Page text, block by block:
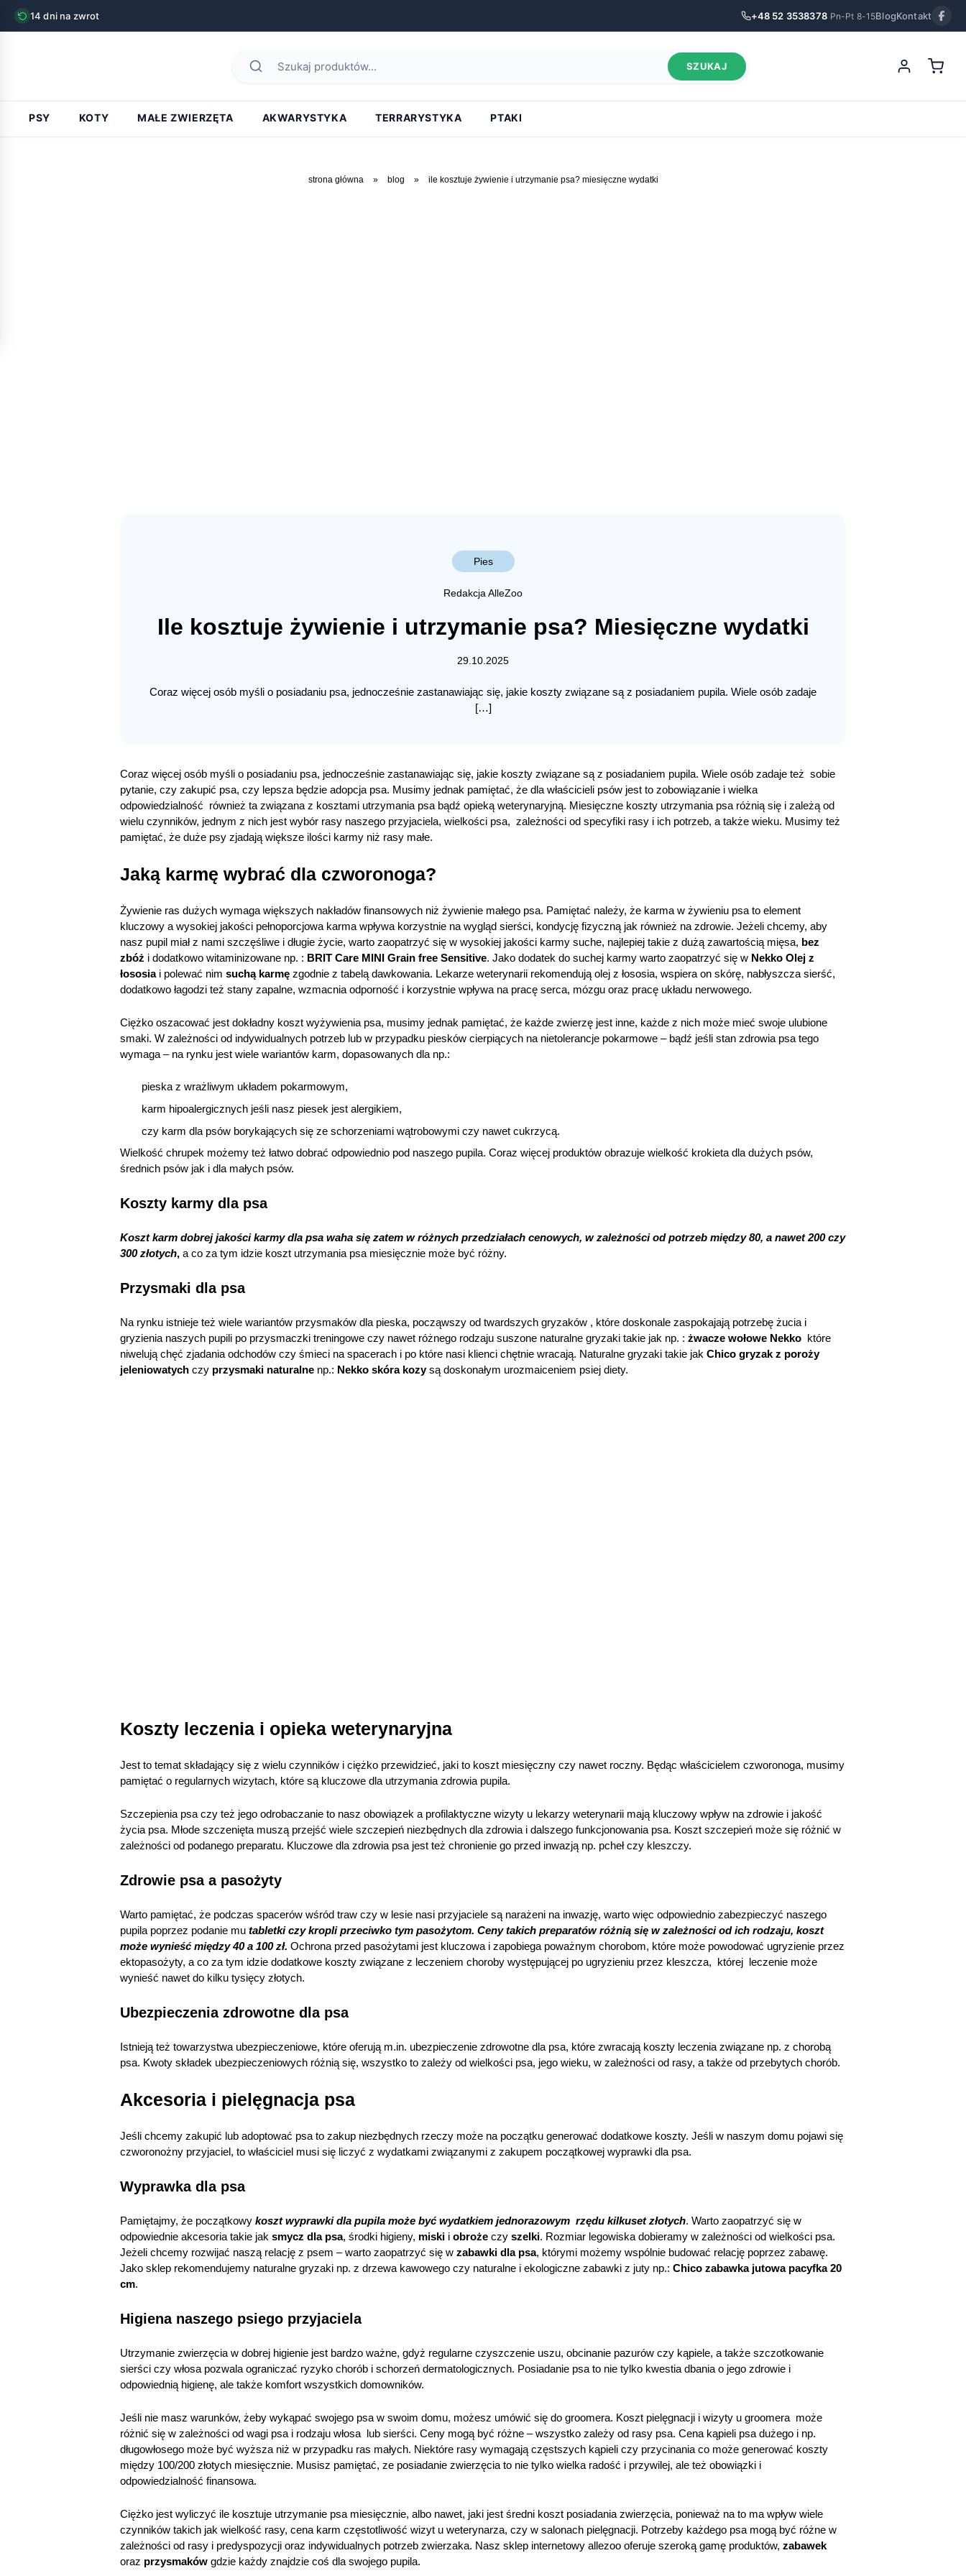
14 dni na zwrot +48 52 3538378 Pn-Pt 8-15BlogKontakt
SZUKAJ
PSY KOTY MAŁE ZWIERZĘTA AKWARYSTYKA TERRARYSTYKA PTAKI
strona główna » blog » ile kosztuje żywienie i utrzymanie psa? miesięczne wydatki
Pies
Redakcja AlleZoo
Ile kosztuje żywienie i utrzymanie psa? Miesięczne wydatki
29.10.2025
Coraz więcej osób myśli o posiadaniu psa, jednocześnie zastanawiając się, jakie koszty związane są z posiadaniem pupila. Wiele osób zadaje
[…]
Coraz więcej osób myśli o posiadaniu psa, jednocześnie zastanawiając się, jakie koszty związane są z posiadaniem pupila. Wiele osób zadaje też sobie
pytanie, czy zakupić psa, czy lepsza będzie adopcja psa. Musimy jednak pamiętać, że dla właścicieli psów jest to zobowiązanie i wielka
odpowiedzialność również ta związana z kosztami utrzymania psa bądź opieką weterynaryjną. Miesięczne koszty utrzymania psa różnią się i zależą od
wielu czynników, jednym z nich jest wybór rasy naszego przyjaciela, wielkości psa, zależności od specyfiki rasy i ich potrzeb, a także wieku. Musimy też
pamiętać, że duże psy zjadają większe ilości karmy niż rasy małe.
Jaką karmę wybrać dla czworonoga?
Żywienie ras dużych wymaga większych nakładów finansowych niż żywienie małego psa. Pamiętać należy, że karma w żywieniu psa to element
kluczowy a wysokiej jakości pełnoporcjowa karma wpływa korzystnie na wygląd sierści, kondycję fizyczną jak również na zdrowie. Jeżeli chcemy, aby
nasz pupil miał z nami szczęśliwe i długie życie, warto zaopatrzyć się w wysokiej jakości karmy suche, najlepiej takie z dużą zawartością mięsa, bez
zbóż i dodatkowo witaminizowane np. : BRIT Care MINI Grain free Sensitive. Jako dodatek do suchej karmy warto zaopatrzyć się w Nekko Olej z
łososiai polewać nimsuchą karmę zgodnie z tabelą dawkowania. Lekarze weterynarii rekomendują olej z łososia, wspiera on skórę, nabłyszcza sierść,
dodatkowo łagodzi też stany zapalne, wzmacnia odporność i korzystnie wpływa na pracę serca, mózgu oraz pracę układu nerwowego.
Ciężko oszacować jest dokładny koszt wyżywienia psa, musimy jednak pamiętać, że każde zwierzę jest inne, każde z nich może mieć swoje ulubione
smaki. W zależności od indywidualnych potrzeb lub w przypadku piesków cierpiących na nietolerancje pokarmowe – bądź jeśli stan zdrowia psa tego
wymaga – na rynku jest wiele wariantów karm, dopasowanych dla np.:
pieska z wrażliwym układem pokarmowym,
karm hipoalergicznych jeśli nasz piesek jest alergikiem,
czy karm dla psów borykających się ze schorzeniami wątrobowymi czy nawet cukrzycą.
Wielkość chrupek możemy też łatwo dobrać odpowiednio pod naszego pupila. Coraz więcej produktów obrazuje wielkość krokieta dla dużych psów,
średnich psów jak i dla małych psów.
Koszty karmy dla psa
Koszt karm dobrej jakości karmy dla psa waha się zatem w różnych przedziałach cenowych, w zależności od potrzeb między 80, a nawet 200 czy
300 złotych, a co za tym idzie koszt utrzymania psa miesięcznie może być różny.
Przysmaki dla psa
Na rynku istnieje też wiele wariantów przysmaków dla pieska, począwszy od twardszych gryzaków , które doskonale zaspokajają potrzebę żucia i
gryzienia naszych pupili po przysmaczki treningowe czy nawet różnego rodzaju suszone naturalne gryzaki takie jak np. :żwacze wołowe Nekko które
niwelują chęć zjadania odchodów czy śmieci na spacerach i po które nasi klienci chętnie wracają. Naturalne gryzaki takie jakChico gryzak z poroży
jeleniowatych czy przysmaki naturalne np.: Nekko skóra kozysą doskonałym urozmaiceniem psiej diety.
Koszty leczenia i opieka weterynaryjna
Jest to temat składający się z wielu czynników i ciężko przewidzieć, jaki to koszt miesięczny czy nawet roczny. Będąc właścicielem czworonoga, musimy
pamiętać o regularnych wizytach, które są kluczowe dla utrzymania zdrowia pupila.
Szczepienia psa czy też jego odrobaczanie to nasz obowiązek a profilaktyczne wizyty u lekarzy weterynarii mają kluczowy wpływ na zdrowie i jakość
życia psa. Młode szczenięta muszą przejść wiele szczepień niezbędnych dla zdrowia i dalszego funkcjonowania psa. Koszt szczepień może się różnić w
zależności od podanego preparatu. Kluczowe dla zdrowia psa jest też chronienie go przed inwazją np. pcheł czy kleszczy.
Zdrowie psa a pasożyty
Warto pamiętać, że podczas spacerów wśród traw czy w lesie nasi przyjaciele są narażeni na inwazję, warto więc odpowiednio zabezpieczyć naszego
pupila poprzez podanie mutabletki czy kropli przeciwko tym pasożytom. Ceny takich preparatów różnią się w zależności od ich rodzaju, koszt
może wynieść między 40 a 100 zł.Ochrona przed pasożytami jest kluczowa i zapobiega poważnym chorobom, które może powodować ugryzienie przez
ektopasożyty, a co za tym idzie dodatkowe koszty związane z leczeniem choroby występującej po ugryzieniu przez kleszcza, której leczenie może
wynieść nawet do kilku tysięcy złotych.
Ubezpieczenia zdrowotne dla psa
Istnieją też towarzystwa ubezpieczeniowe, które oferują m.in. ubezpieczenie zdrowotne dla psa, które zwracają koszty leczenia związane np. z chorobą
psa. Kwoty składek ubezpieczeniowych różnią się, wszystko to zależy od wielkości psa, jego wieku, w zależności od rasy, a także od przebytych chorób.
Akcesoria i pielęgnacja psa
Jeśli chcemy zakupić lub adoptować psa to zakup niezbędnych rzeczy może na początku generować dodatkowe koszty. Jeśli w naszym domu pojawi się
czworonożny przyjaciel, to właściciel musi się liczyć z wydatkami związanymi z zakupem początkowej wyprawki dla psa.
Wyprawka dla psa
Pamiętajmy, że początkowykoszt wyprawki dla pupila może być wydatkiem jednorazowym rzędu kilkuset złotych. Warto zaopatrzyć się w
odpowiednie akcesoria takie jaksmycz dla psa, środki higieny, miski iobroże czyszelki. Rozmiar legowiska dobieramy w zależności od wielkości psa.
Jeżeli chcemy rozwijać naszą relację z psem – warto zaopatrzyć się wzabawki dla psa, którymi możemy wspólnie budować relację poprzez zabawę.
Jako sklep rekomendujemy naturalne gryzaki np. z drzewa kawowego czy naturalne i ekologiczne zabawki z juty np.:Chico zabawka jutowa pacyfka 20
cm.
Higiena naszego psiego przyjaciela
Utrzymanie zwierzęcia w dobrej higienie jest bardzo ważne, gdyż regularne czyszczenie uszu, obcinanie pazurów czy kąpiele, a także szczotkowanie
sierści czy włosa pozwala ograniczać ryzyko chorób i schorzeń dermatologicznych. Posiadanie psa to nie tylko kwestia dbania o jego zdrowie i
odpowiednią higienę, ale także komfort wszystkich domowników.
Jeśli nie masz warunków, żeby wykąpać swojego psa w swoim domu, możesz umówić się do groomera. Koszt pielęgnacji i wizyty u groomera może
różnić się w zależności od wagi psa i rodzaju włosa lub sierści. Ceny mogą być różne – wszystko zależy od rasy psa. Cena kąpieli psa dużego i np.
długowłosego może być wyższa niż w przypadku ras małych. Niektóre rasy wymagają częstszych kąpieli czy przycinania co może generować koszty
między 100/200 złotych miesięcznie. Musisz pamiętać, ze posiadanie zwierzęcia to nie tylko wielka radość i przywilej, ale też obowiązki i
odpowiedzialność finansowa.
Ciężko jest wyliczyć ile kosztuje utrzymanie psa miesięcznie, albo nawet, jaki jest średni koszt posiadania zwierzęcia, ponieważ na to ma wpływ wiele
czynników takich jak wielkość rasy, cena karm częstotliwość wizyt u weterynarza, czy w salonach pielęgnacji. Potrzeby każdego psa mogą być różne w
zależności od rasy i predyspozycji oraz indywidualnych potrzeb zwierzaka. Nasz sklep internetowy allezoo oferuje szeroką gamę produktów,zabawek
oraz przysmaków gdzie każdy znajdzie coś dla swojego pupila.